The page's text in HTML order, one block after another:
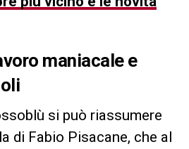
maniacale e
si può riassumere
di Fabio Pisacane, che al